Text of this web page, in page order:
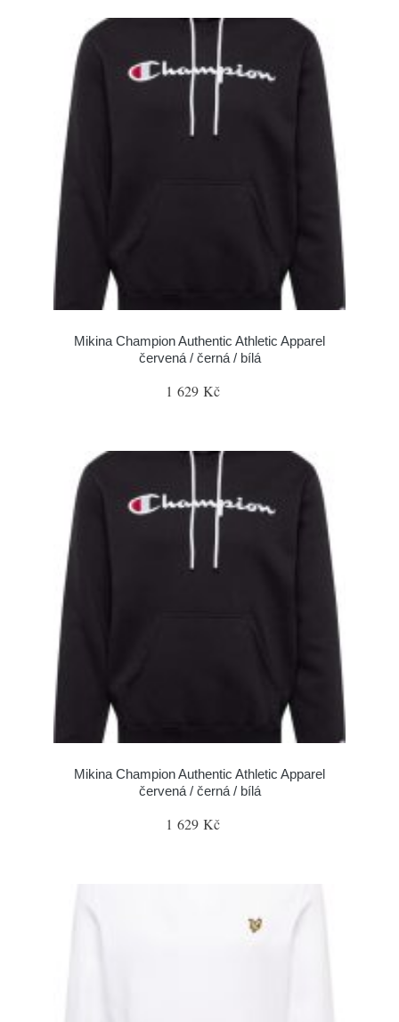
Mikina Champion Authentic Athletic Apparel
červená / černá / bílá
1 629 Kč
Mikina Champion Authentic Athletic Apparel
červená / černá / bílá
1 629 Kč